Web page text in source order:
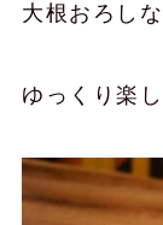
大根おろし
ゆっくり楽